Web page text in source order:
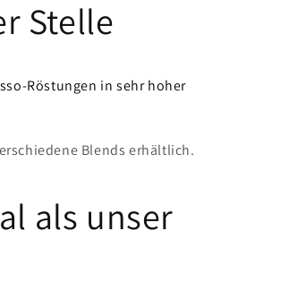
Stelle
Röstungen in sehr hoher
Blends erhältlich.
als unser